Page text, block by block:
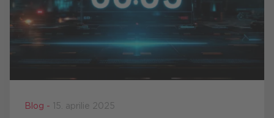
Blog - 15. aprilie 2025